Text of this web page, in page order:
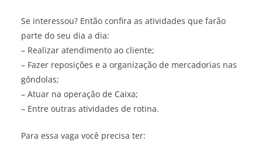
Se interessou? Então confira as atividades que farão
parte do seu dia a dia:
– Realizar atendimento ao cliente;
– Fazer reposições e a organização de mercadorias nas
gôndolas;
– Atuar na operação de Caixa;
– Entre outras atividades de rotina.
Para essa vaga você precisa ter: